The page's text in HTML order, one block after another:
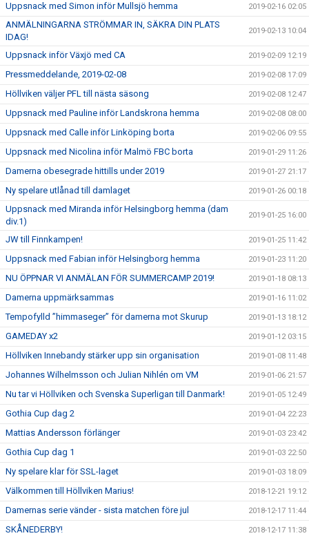
Uppsnack med Simon inför Mullsjö hemma 2019-02-16 02:05
ANMÄLNINGARNA STRÖMMAR IN, SÄKRA DIN PLATS
IDAG!
2019-02-13 10:04
Uppsnack inför Växjö med CA 2019-02-09 12:19
Pressmeddelande, 2019-02-08 2019-02-08 17:09
Höllviken väljer PFL till nästa säsong 2019-02-08 12:47
Uppsnack med Pauline inför Landskrona hemma 2019-02-08 08:00
Uppsnack med Calle inför Linköping borta 2019-02-06 09:55
Uppsnack med Nicolina inför Malmö FBC borta 2019-01-29 11:26
Damerna obesegrade hittills under 2019 2019-01-27 21:17
Ny spelare utlånad till damlaget 2019-01-26 00:18
Uppsnack med Miranda inför Helsingborg hemma (dam
div.1)
2019-01-25 16:00
JW till Finnkampen! 2019-01-25 11:42
Uppsnack med Fabian inför Helsingborg hemma 2019-01-23 11:20
NU ÖPPNAR VI ANMÄLAN FÖR SUMMERCAMP 2019! 2019-01-18 08:13
Damerna uppmärksammas 2019-01-16 11:02
Tempofylld ”himmaseger” för damerna mot Skurup 2019-01-13 18:12
GAMEDAY x2 2019-01-12 03:15
Höllviken Innebandy stärker upp sin organisation 2019-01-08 11:48
Johannes Wilhelmsson och Julian Nihlén om VM 2019-01-06 21:57
Nu tar vi Höllviken och Svenska Superligan till Danmark! 2019-01-05 12:49
Gothia Cup dag 2 2019-01-04 22:23
Mattias Andersson förlänger 2019-01-03 23:42
Gothia Cup dag 1 2019-01-03 22:50
Ny spelare klar för SSL-laget 2019-01-03 18:09
Välkommen till Höllviken Marius! 2018-12-21 19:12
Damernas serie vänder - sista matchen före jul 2018-12-17 11:44
SKÅNEDERBY! 2018-12-17 11:38